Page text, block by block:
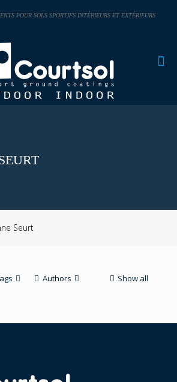
POUR SOLS SPORTIFS INTÉRIEURS ET EXTÉRIEURS
Seurt
Authors Show all